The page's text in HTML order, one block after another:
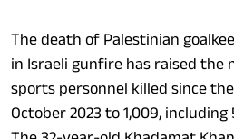
The death of Palestinian
in Israeli gunfire has raised the
sports personnel killed since
October 2023 to 1,009,